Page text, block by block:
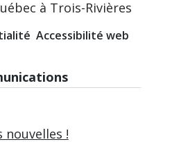
à Trois-Rivières
Accessibilité web
nouvelles !